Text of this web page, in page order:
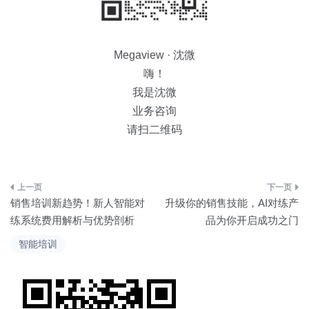
智能培训
Megaview · 沈微
嗨！
我是沈微
业务咨询
请扫二维码
文
章
导
销售培训新趋势！新人智能对
练系统费用解析与优势剖析
升级你的销售技能，AI对练产
品为你开启成功之门